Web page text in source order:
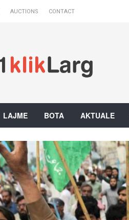
AUCTIONS CONTACT
LAJME BOTA AKTUALE